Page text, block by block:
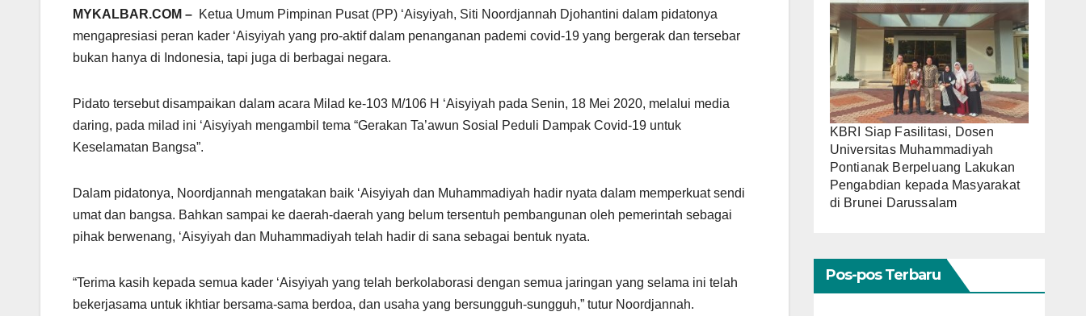
MYKALBAR.COM – Ketua Umum Pimpinan Pusat (PP) ‘Aisyiyah, Siti Noordjannah Djohantini dalam pidatonya
mengapresiasi peran kader ‘Aisyiyah yang pro-aktif dalam penanganan pademi covid-19 yang bergerak dan tersebar
bukan hanya di Indonesia, tapi juga di berbagai negara.
Pidato tersebut disampaikan dalam acara Milad ke-103 M/106 H ‘Aisyiyah pada Senin, 18 Mei 2020, melalui media
daring, pada milad ini ‘Aisyiyah mengambil tema “Gerakan Ta’awun Sosial Peduli Dampak Covid-19 untuk
Keselamatan Bangsa”.
Dalam pidatonya, Noordjannah mengatakan baik ‘Aisyiyah dan Muhammadiyah hadir nyata dalam memperkuat sendi
umat dan bangsa. Bahkan sampai ke daerah-daerah yang belum tersentuh pembangunan oleh pemerintah sebagai
pihak berwenang, ‘Aisyiyah dan Muhammadiyah telah hadir di sana sebagai bentuk nyata.
“Terima kasih kepada semua kader ‘Aisyiyah yang telah berkolaborasi dengan semua jaringan yang selama ini telah
bekerjasama untuk ikhtiar bersama-sama berdoa, dan usaha yang bersungguh-sungguh,” tutur Noordjannah.
KBRI Siap Fasilitasi, Dosen
Universitas Muhammadiyah
Pontianak Berpeluang Lakukan
Pengabdian kepada Masyarakat
di Brunei Darussalam
Pos-pos Terbaru